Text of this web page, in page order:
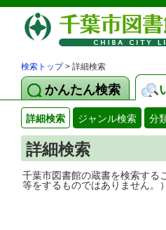
検索トップ> 詳細検索
かんたん検索
詳細検索 ジャンル検索 分
詳細検索
千葉市図書館の蔵書
等をするものではありません。）